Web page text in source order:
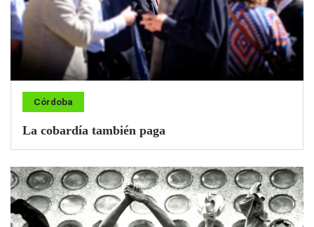
Córdoba
La cobardía también paga